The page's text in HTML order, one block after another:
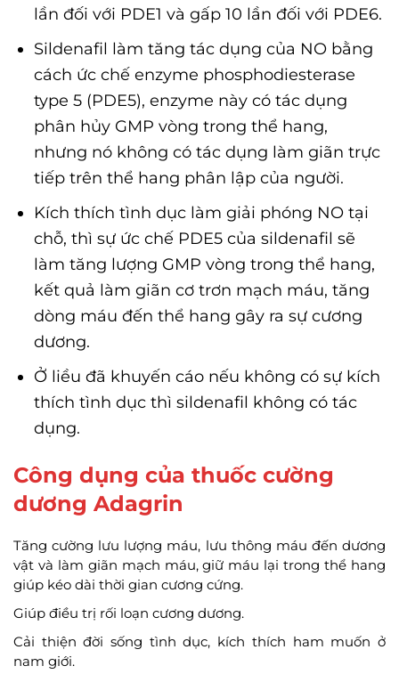
lần đối với PDE1 và gấp 10 lần đối với PDE6.
Sildenafil làm tăng tác dụng của NO bằng
cách ức chế enzyme phosphodiesterase
type 5 (PDE5), enzyme này có tác dụng
phân hủy GMP vòng trong thể hang,
nhưng nó không có tác dụng làm giãn trực
tiếp trên thể hang phân lập của người.
Kích thích tình dục làm giải phóng NO tại
chỗ, thì sự ức chế PDE5 của sildenafil sẽ
làm tăng lượng GMP vòng trong thể hang,
kết quả làm giãn cơ trơn mạch máu, tăng
dòng máu đến thể hang gây ra sự cương
dương.
Ở liều đã khuyến cáo nếu không có sự kích
thích tình dục thì sildenafil không có tác
dụng.
Công dụng của thuốc cường
dương Adagrin
Tăng cường lưu lượng máu, lưu thông máu đến dương
vật và làm giãn mạch máu, giữ máu lại trong thể hang
giúp kéo dài thời gian cương cứng.
Giúp điều trị rối loạn cương dương.
Cải thiện đời sống tình dục, kích thích ham muốn ở
nam giới.